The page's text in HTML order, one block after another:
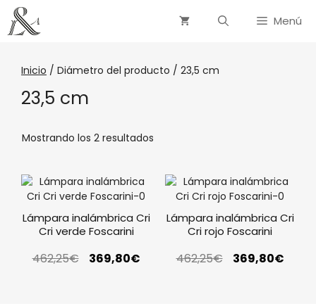
Menú
Inicio / Diámetro del producto / 23,5 cm
23,5 cm
Mostrando los 2 resultados
Lámpara inalámbrica Cri
Cri verde Foscarini
462,25€ 369,80€
Lámpara inalámbrica Cri
Cri rojo Foscarini
462,25€ 369,80€